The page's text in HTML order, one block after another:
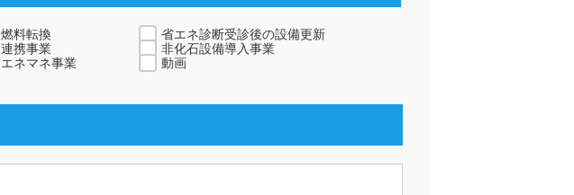
燃料転換
省エネ診断受診後の設備更新
連携事業
非化石設備導入事業
エネマネ事業
動画